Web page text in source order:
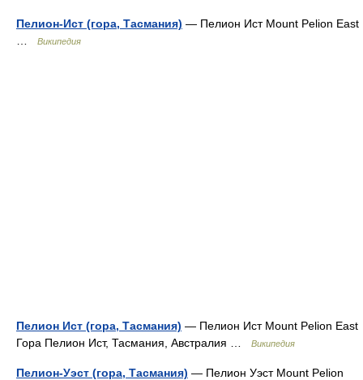
Пелион-Ист (гора, Тасмания) — Пелион Ист Mount Pelion East
Википедия
Пелион Ист (гора, Тасмания) — Пелион Ист Mount Pelion East
Гора Пелион Ист, Тасмания, Австралия …
Википедия
Пелион-Уэст (гора, Тасмания) — Пелион Уэст Mount Pelion